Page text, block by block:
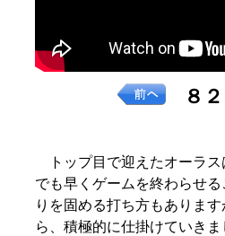
８２
トップ目で迎えたオーラス
でも早くゲームを終わらせ
りを固める打ち方もありま
ら、積極的に仕掛けていきま